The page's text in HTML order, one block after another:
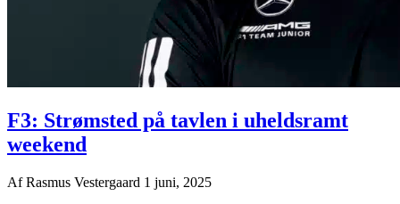
F3: Strømsted på tavlen i uheldsramt
weekend
AfRasmus Vestergaard 1 juni, 2025